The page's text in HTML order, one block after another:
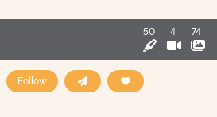
50 4 74
Follow